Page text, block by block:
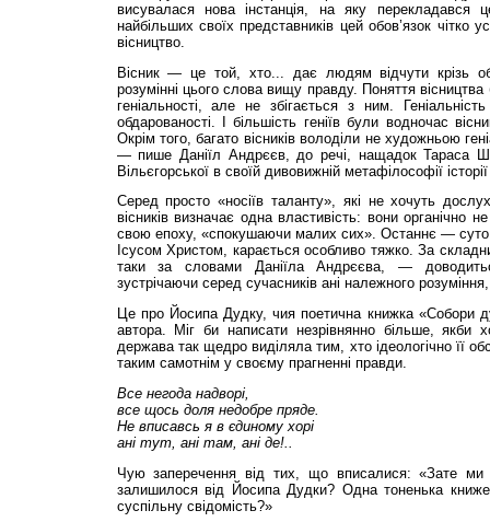
висувалася нова інстан­ція, на яку перекладався
найбільших своїх представників цей обов’язок чітко
вісництво.
Вісник — це той, хто... дає людям відчути крізь
розумінні цього слова вищу правду. Поняття
геніальності, але не збігається з ним.
обдарованості. І більшість геніїв були водночас
Окрім того, багато вісників володіли не художньою
— пише Даніїл Андрєєв, до речі, нащадок Тараса
Вільєгорської в своїй дивовижній метафілософії
Серед просто «носіїв таланту», які не хочуть
вісників визначає одна властивість: вони органічно
свою епоху, «спокушаючи малих сих». Останнє — суто
Ісусом Христом, карається особливо тяжко. За
таки за словами Даніїла Андрєєва, —
зустрічаючи серед сучасників ані належного
Це про Йосипа Дудку, чия поетична книжка «Собори
автора. Міг би написати незрівнянно більше, якби
держава так щедро виділяла тим, хто ідеологічно її
таким самотнім у своєму прагненні правди.
Все негода надворі,
все щось доля недобре пряде.
Не вписавсь я в єдиному хорі
ані тут, ані там, ані де!..
Чую заперечення від тих, що вписалися: «Зате
залишилося від Йосипа Дудки? Одна тоненька
суспільну свідомість?»